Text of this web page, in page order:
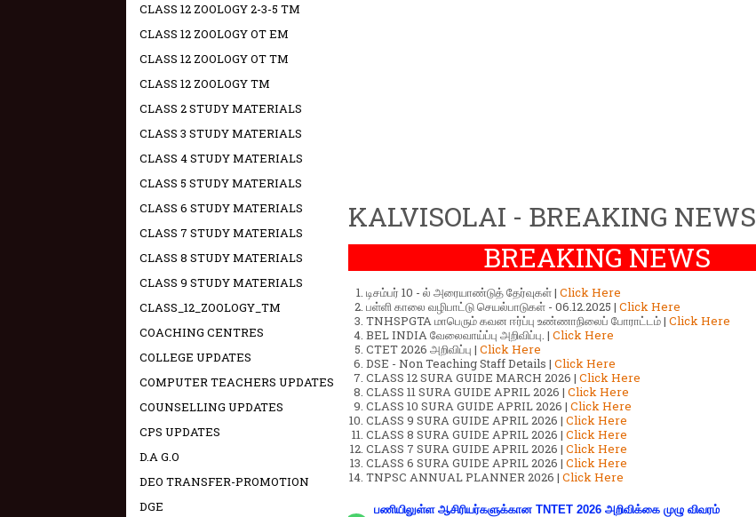
KALVISOLAI - BREAKING NEWS
BREAKING NEWS
டிசம்பர் 10 - ல் அரையாண்டுத் தேர்வுகள் | Click Here
பள்ளி காலை வழிபாட்டு செயல்பாடுகள் - 06.12.2025 | Click Here
TNHSPGTA மாபெரும் கவன ஈர்ப்பு உண்ணாநிலைப் போராட்டம் | Click Here
BEL INDIA வேலைவாய்ப்பு அறிவிப்பு. | Click Here
CTET 2026 அறிவிப்பு | Click Here
DSE - Non Teaching Staff Details | Click Here
CLASS 12 SURA GUIDE MARCH 2026 | Click Here
CLASS 11 SURA GUIDE APRIL 2026 | Click Here
CLASS 10 SURA GUIDE APRIL 2026 | Click Here
CLASS 9 SURA GUIDE APRIL 2026 | Click Here
CLASS 8 SURA GUIDE APRIL 2026 | Click Here
CLASS 7 SURA GUIDE APRIL 2026 | Click Here
CLASS 6 SURA GUIDE APRIL 2026 | Click Here
TNPSC ANNUAL PLANNER 2026 | Click Here
பணியிலுள்ள ஆசிரியர்களுக்கான TNTET 2026 அறிவிக்கை முழு விவரம்
CLASS 12 ZOOLOGY 2-3-5 TM
CLASS 12 ZOOLOGY OT EM
CLASS 12 ZOOLOGY OT TM
CLASS 12 ZOOLOGY TM
CLASS 2 STUDY MATERIALS
CLASS 3 STUDY MATERIALS
CLASS 4 STUDY MATERIALS
CLASS 5 STUDY MATERIALS
CLASS 6 STUDY MATERIALS
CLASS 7 STUDY MATERIALS
CLASS 8 STUDY MATERIALS
CLASS 9 STUDY MATERIALS
CLASS_12_ZOOLOGY_TM
COACHING CENTRES
COLLEGE UPDATES
COMPUTER TEACHERS UPDATES
COUNSELLING UPDATES
CPS UPDATES
D.A G.O
DEO TRANSFER-PROMOTION
DGE